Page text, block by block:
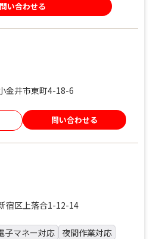
問い合わせる
金井市東町4-18-6
問い合わせる
宿区上落合1-12-14
子マネー対応
夜間作業対応